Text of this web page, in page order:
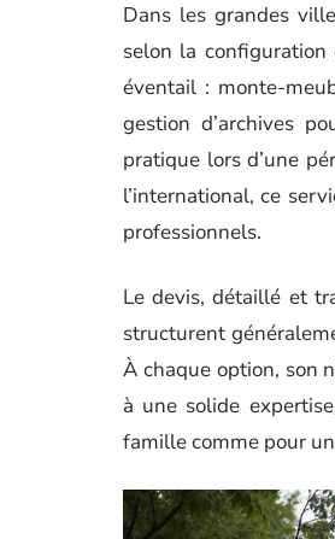
Dans les grandes
selon la configuration
éventail : monte-
gestion d’archives
pratique lors d’une
l’international, ce
professionnels.
Le devis, détaillé et
structurent
À chaque option, son
à une solide
famille comme pour